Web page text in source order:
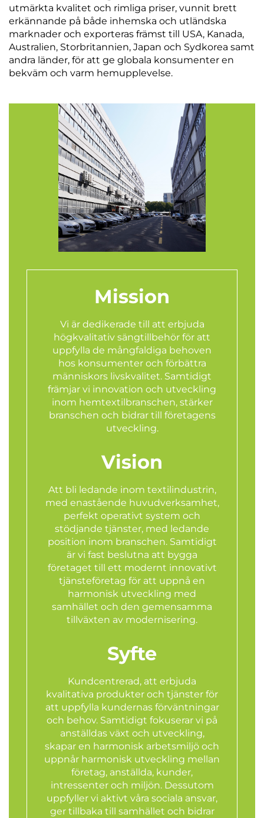
utmärkta kvalitet och rimliga priser, vunnit brett
erkännande på både inhemska och utländska
marknader och exporteras främst till USA, Kanada,
Australien, Storbritannien, Japan och Sydkorea samt
andra länder, för att ge globala konsumenter en
bekväm och varm hemupplevelse.
Mission
Vi är dedikerade till att erbjuda
högkvalitativ sängtillbehör för att
uppfylla de mångfaldiga behoven
hos konsumenter och förbättra
människors livskvalitet. Samtidigt
främjar vi innovation och utveckling
inom hemtextilbranschen, stärker
branschen och bidrar till företagens
utveckling.
Vision
Att bli ledande inom textilindustrin,
med enastående huvudverksamhet,
perfekt operativt system och
stödjande tjänster, med ledande
position inom branschen. Samtidigt
är vi fast beslutna att bygga
företaget till ett modernt innovativt
tjänsteföretag för att uppnå en
harmonisk utveckling med
samhället och den gemensamma
tillväxten av modernisering.
Syfte
Kundcentrerad, att erbjuda
kvalitativa produkter och tjänster för
att uppfylla kundernas förväntningar
och behov. Samtidigt fokuserar vi på
anställdas växt och utveckling,
skapar en harmonisk arbetsmiljö och
uppnår harmonisk utveckling mellan
företag, anställda, kunder,
intressenter och miljön. Dessutom
uppfyller vi aktivt våra sociala ansvar,
ger tillbaka till samhället och bidrar